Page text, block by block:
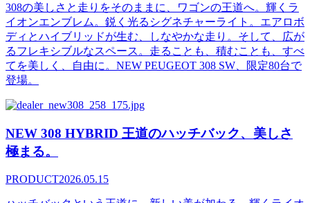
308の美しさと走りをそのままに、ワゴンの王道へ。輝くラ
イオンエンブレム。鋭く光るシグネチャーライト。エアロボ
ディとハイブリッドが生む、しなやかな走り。そして、広が
るフレキシブルなスペース。走ることも、積むことも、すべ
てを美しく、自由に。NEW PEUGEOT 308 SW、限定80台で
登場。
NEW 308 HYBRID 王道のハッチバック、美しさ
極まる。
PRODUCT2026.05.15